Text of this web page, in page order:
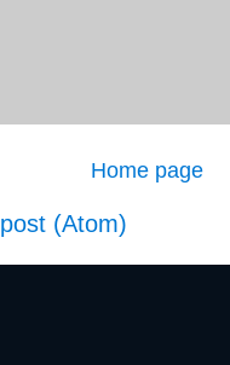
Home page
(Atom)